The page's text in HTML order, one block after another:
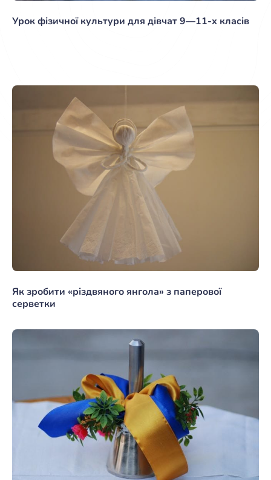
Урок фізичної культури для дівчат 9—11-х класів
Як зробити «різдвяного янгола» з паперової
серветки